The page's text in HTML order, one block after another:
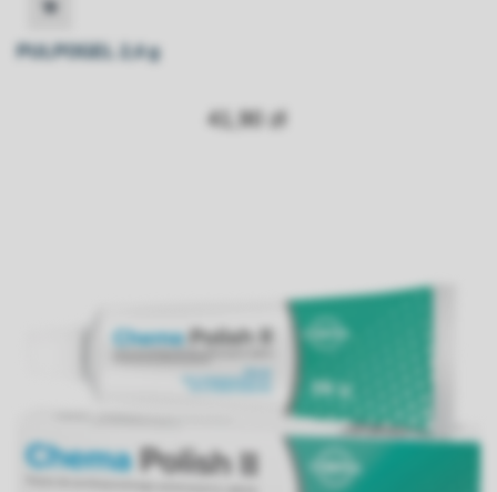
PULPOGEL 2,4 g
41,90 zł